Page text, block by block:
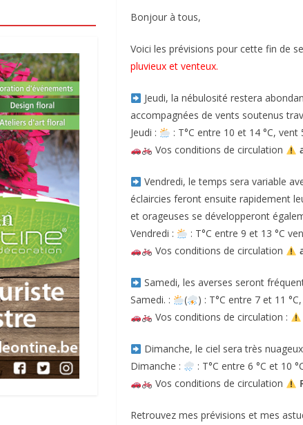
Bonjour à tous,
Voici les prévisions pour cette fin de
pluvieux et venteux.
Jeudi, la nébulosité restera
accompagnées de vents soutenus
Jeudi :
: T°C entre 10 et 14 °C, vent
Vos conditions de circulation
Vendredi, le temps sera variable
éclaircies feront ensuite rapidement
et orageuses se développeront
Vendredi :
: T°C entre 9 et 13 °C
Vos conditions de circulation
Samedi, les averses seront
Samedi. :
(
) : T°C entre 7 et 11
Vos conditions de circulation :
Dimanche, le ciel sera très
Dimanche :
: T°C entre 6 °C et 10
Vos conditions de circulation
Retrouvez mes prévisions et mes